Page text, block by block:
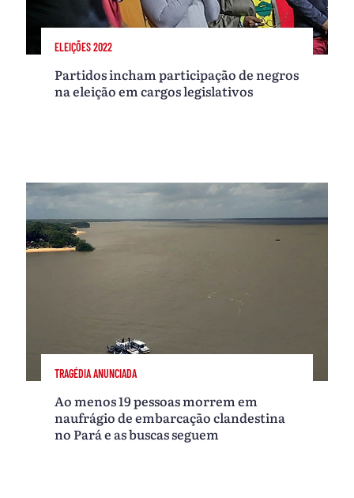
ELEIÇÕES 2022
Partidos incham participação de negros
na eleição em cargos legislativos
TRAGÉDIA ANUNCIADA
Ao menos 19 pessoas morrem em
naufrágio de embarcação clandestina
no Pará e as buscas seguem